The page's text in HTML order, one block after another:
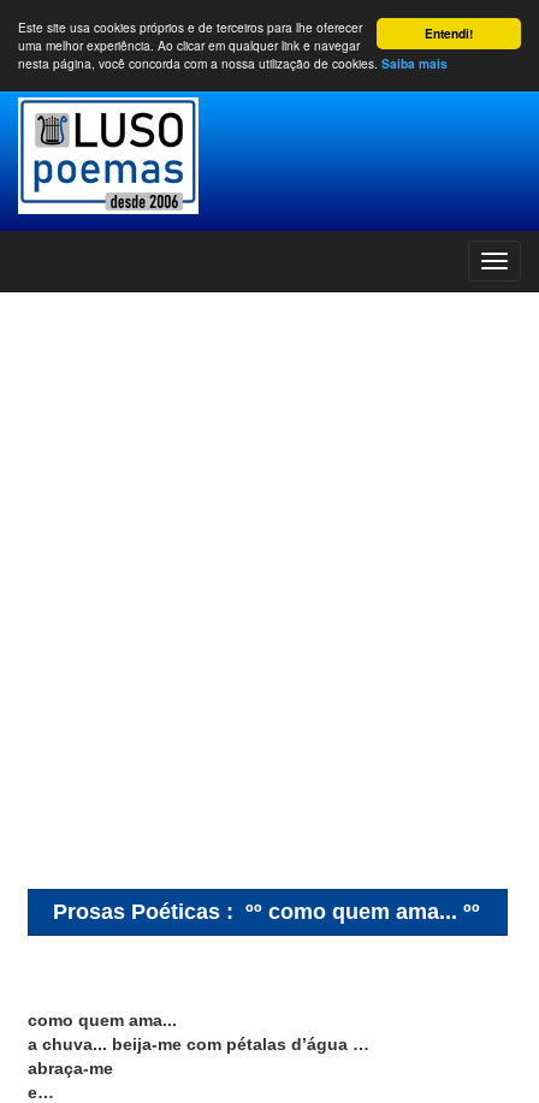
Entendi!
Este site usa cookies próprios e de terceiros para lhe oferecer
uma melhor experiência. Ao clicar em qualquer link e navegar
nesta página, você concorda com a nossa utilização de cookies. Saiba mais
Prosas Poéticas : ºº como quem ama... ºº
como quem ama...
a chuva... beija-me com pétalas d’água …
abraça-me
e…